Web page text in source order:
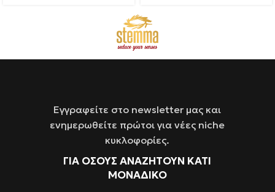
Εγγραφείτε στο newsletter μας και
ενημερωθείτε πρώτοι για νέες niche
κυκλοφορίες.
ΓΙΑ ΌΣΟΥΣ ΑΝΑΖΗΤΟΥΝ ΚΑΤΙ
ΜΟΝΑΔΙΚΟ